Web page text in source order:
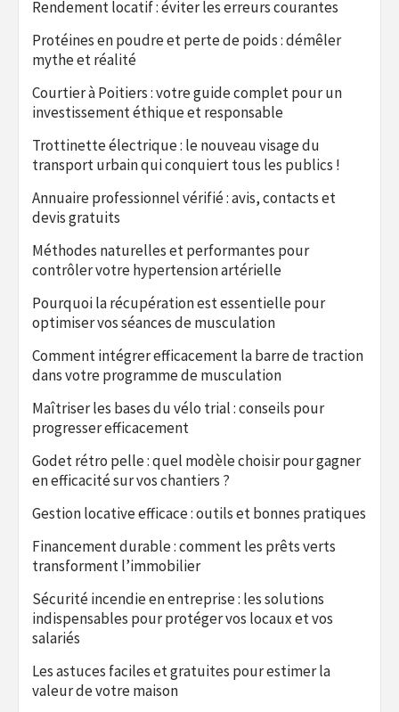
Rendement locatif : éviter les erreurs courantes
Protéines en poudre et perte de poids : démêler
mythe et réalité
Courtier à Poitiers : votre guide complet pour un
investissement éthique et responsable
Trottinette électrique : le nouveau visage du
transport urbain qui conquiert tous les publics !
Annuaire professionnel vérifié : avis, contacts et
devis gratuits
Méthodes naturelles et performantes pour
contrôler votre hypertension artérielle
Pourquoi la récupération est essentielle pour
optimiser vos séances de musculation
Comment intégrer efficacement la barre de traction
dans votre programme de musculation
Maîtriser les bases du vélo trial : conseils pour
progresser efficacement
Godet rétro pelle : quel modèle choisir pour gagner
en efficacité sur vos chantiers ?
Gestion locative efficace : outils et bonnes pratiques
Financement durable : comment les prêts verts
transforment l’immobilier
Sécurité incendie en entreprise : les solutions
indispensables pour protéger vos locaux et vos
salariés
Les astuces faciles et gratuites pour estimer la
valeur de votre maison